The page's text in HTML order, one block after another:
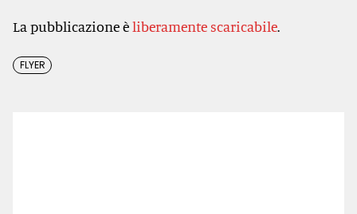
La pubblicazione èliberamente scaricabile.
FLYER